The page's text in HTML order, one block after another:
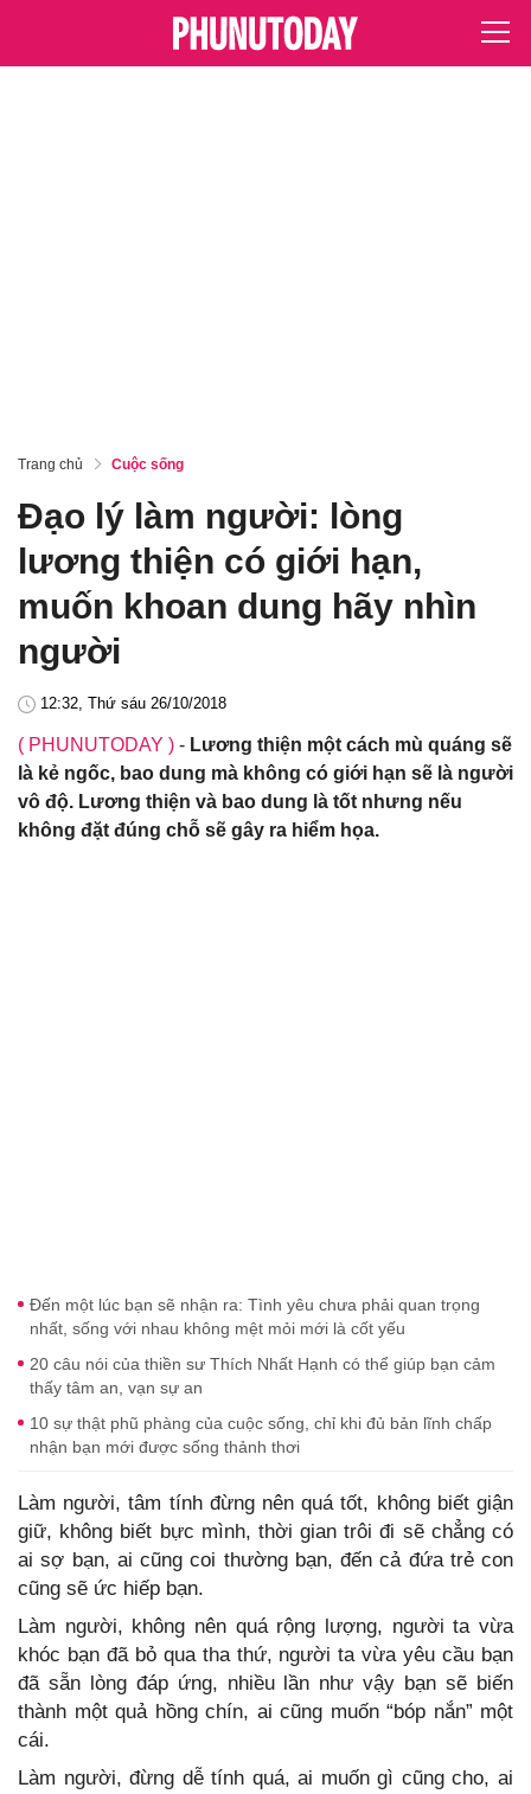
Trang chủ Cuộc sống
Đạo lý làm người: lòng
lương thiện có giới hạn,
muốn khoan dung hãy nhìn
người
12:32, Thứ sáu 26/10/2018
( PHUNUTODAY ) - Lương thiện một cách mù quáng sẽ
là kẻ ngốc, bao dung mà không có giới hạn sẽ là người
vô độ. Lương thiện và bao dung là tốt nhưng nếu
không đặt đúng chỗ sẽ gây ra hiểm họa.
Đến một lúc bạn sẽ nhận ra: Tình yêu chưa phải quan trọng
nhất, sống với nhau không mệt mỏi mới là cốt yếu
20 câu nói của thiền sư Thích Nhất Hạnh có thể giúp bạn cảm
thấy tâm an, vạn sự an
10 sự thật phũ phàng của cuộc sống, chỉ khi đủ bản lĩnh chấp
nhận bạn mới được sống thảnh thơi
Làm người, tâm tính đừng nên quá tốt, không biết giận
giữ, không biết bực mình, thời gian trôi đi sẽ chẳng có
ai sợ bạn, ai cũng coi thường bạn, đến cả đứa trẻ con
cũng sẽ ức hiếp bạn.
Làm người, không nên quá rộng lượng, người ta vừa
khóc bạn đã bỏ qua tha thứ, người ta vừa yêu cầu bạn
đã sẵn lòng đáp ứng, nhiều lần như vậy bạn sẽ biến
thành một quả hồng chín, ai cũng muốn “bóp nắn” một
cái.
Làm người, đừng dễ tính quá, ai muốn gì cũng cho, ai